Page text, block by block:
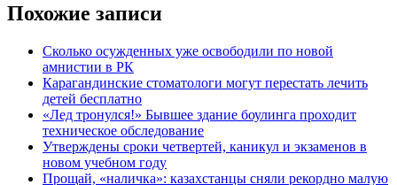
Похожие записи
Сколько осужденных уже освободили по новой
амнистии в РК
Карагандинские стоматологи могут перестать лечить
детей бесплатно
«Лед тронулся!» Бывшее здание боулинга проходит
техническое обследование
Утверждены сроки четвертей, каникул и экзаменов в
новом учебном году
Прощай, «наличка»: казахстанцы сняли рекордно малую